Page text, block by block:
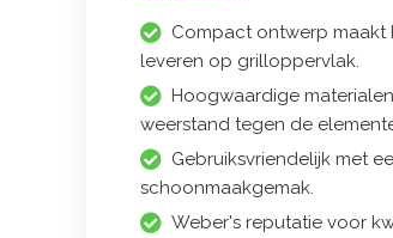
Compact ontwerp maakt
leveren op grilloppervlak.
Hoogwaardige
weerstand tegen de
Gebruiksvriendelijk met
schoonmaakgemak.
Weber's reputatie voor